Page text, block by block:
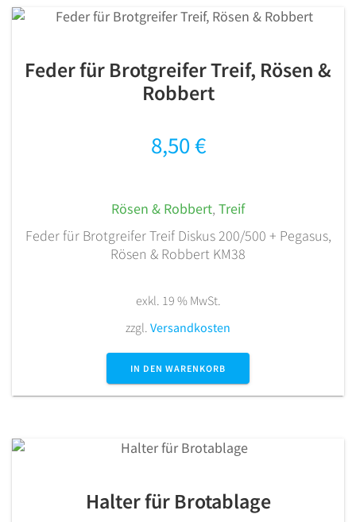
Feder für Brotgreifer Treif, Rösen &
Robbert
8,50€
Rösen & Robbert, Treif
Feder für Brotgreifer Treif Diskus 200/500 + Pegasus,
Rösen & Robbert KM38
exkl. 19 % MwSt.
zzgl. Versandkosten
IN DEN WARENKORB
Halter für Brotablage